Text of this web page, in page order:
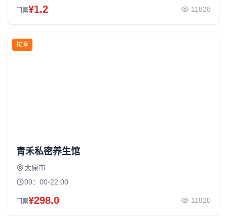
门票¥1.2 11828
按摩
青禾私密养生馆
太原市
09：00-22:00
门票¥298.0 11820